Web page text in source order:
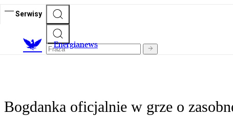
Serwisy
Energianews
Bogdanka oficjalnie w grze o